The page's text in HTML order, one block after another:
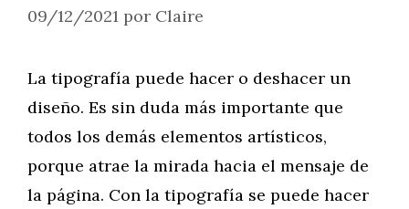
09/12/2021 por Claire
La tipografía puede hacer o deshacer un
diseño. Es sin duda más importante que
todos los demás elementos artísticos,
porque atrae la mirada hacia el mensaje de
la página. Con la tipografía se puede hacer